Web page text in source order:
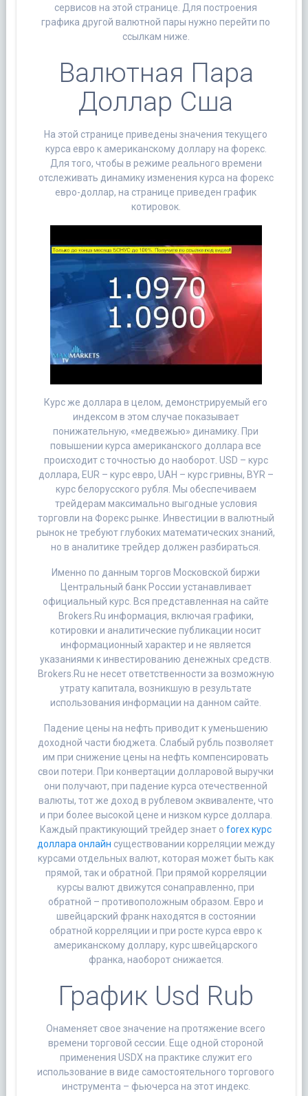
сервисов на этой странице. Для построения
графика другой валютной пары нужно перейти по
ссылкам ниже.
Валютная Пара
Доллар Сша
На этой странице приведены значения текущего
курса евро к американскому доллару на форекс.
Для того, чтобы в режиме реального времени
отслеживать динамику изменения курса на форекс
евро-доллар, на странице приведен график
котировок.
Курс же доллара в целом, демонстрируемый его
индексом в этом случае показывает
понижательную, «медвежью» динамику. При
повышении курса американского доллара все
происходит с точностью до наоборот. USD – курс
доллара, EUR – курс евро, UAH – курс гривны, BYR –
курс белорусского рубля. Мы обеспечиваем
трейдерам максимально выгодные условия
торговли на Форекс рынке. Инвестиции в валютный
рынок не требуют глубоких математических знаний,
но в аналитике трейдер должен разбираться.
Именно по данным торгов Московской биржи
Центральный банк России устанавливает
официальный курс. Вся представленная на сайте
Brokers.Ru информация, включая графики,
котировки и аналитические публикации носит
информационный характер и не является
указаниями к инвестированию денежных средств.
Brokers.Ru не несет ответственности за возможную
утрату капитала, возникшую в результате
использования информации на данном сайте.
Падение цены на нефть приводит к уменьшению
доходной части бюджета. Слабый рубль позволяет
им при снижение цены на нефть компенсировать
свои потери. При конвертации долларовой выручки
они получают, при падение курса отечественной
валюты, тот же доход в рублевом эквиваленте, что
и при более высокой цене и низком курсе доллара.
Каждый практикующий трейдер знает оforex курс
доллара онлайн существовании корреляции между
курсами отдельных валют, которая может быть как
прямой, так и обратной. При прямой корреляции
курсы валют движутся сонаправленно, при
обратной – противоположным образом. Евро и
швейцарский франк находятся в состоянии
обратной корреляции и при росте курса евро к
американскому доллару, курс швейцарского
франка, наоборот снижается.
График Usd Rub
Онаменяет свое значение на протяжение всего
времени торговой сессии. Еще одной стороной
применения USDX на практике служит его
использование в виде самостоятельного торгового
инструмента – фьючерса на этот индекс.